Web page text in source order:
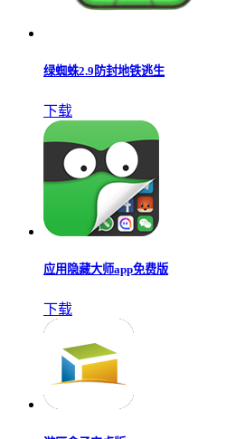
绿蜘蛛2.9防封地铁逃生
下载
应用隐藏大师app免费版
下载